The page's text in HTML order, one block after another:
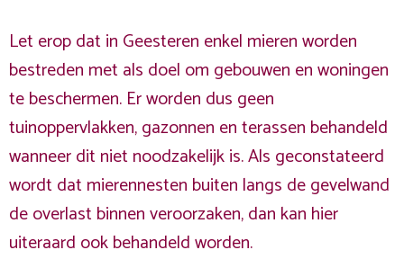
Let erop dat in Geesteren enkel mieren worden
bestreden met als doel om gebouwen en woningen
te beschermen. Er worden dus geen
tuinoppervlakken, gazonnen en terassen behandeld
wanneer dit niet noodzakelijk is. Als geconstateerd
wordt dat mierennesten buiten langs de gevelwand
de overlast binnen veroorzaken, dan kan hier
uiteraard ook behandeld worden.